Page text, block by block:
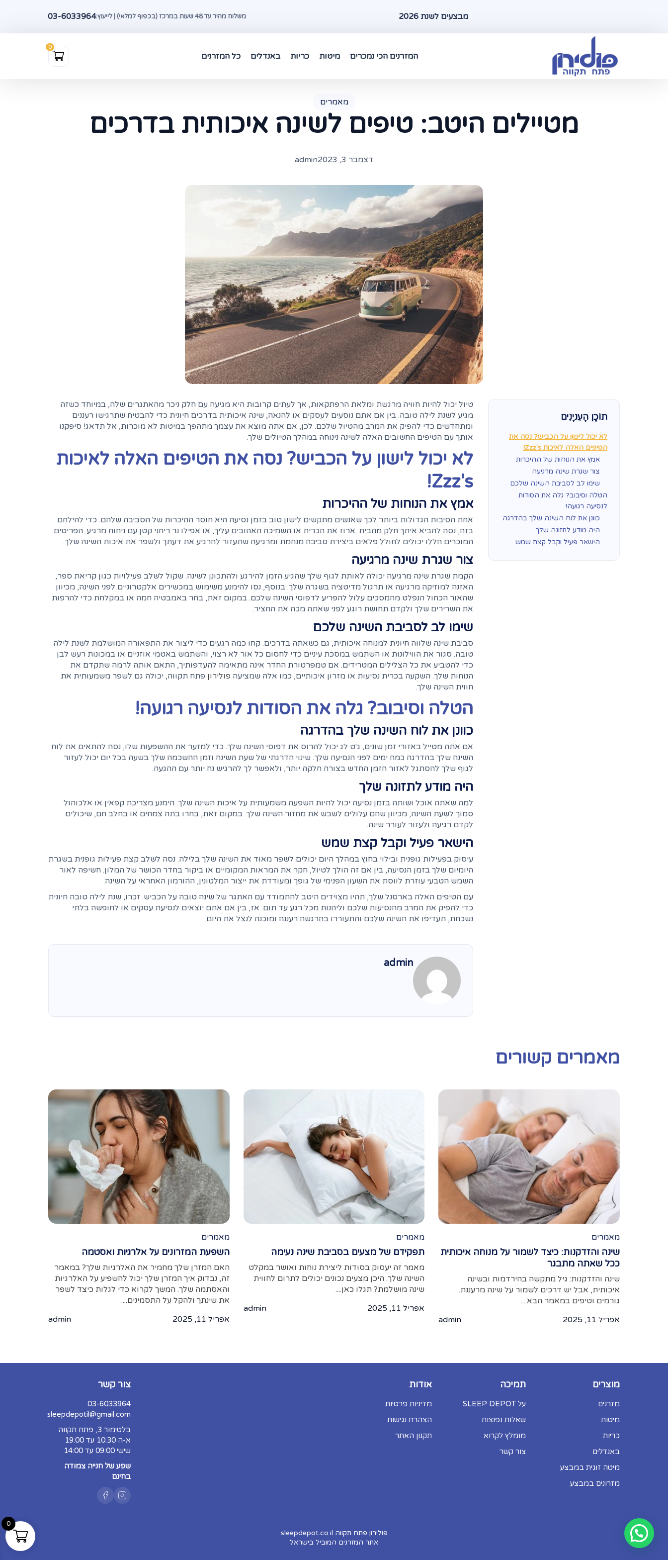
מבצעים לשנת 2026 משלוח מהיר עד 48 שעות במרכז (בכפוף למלאי) | לייעוץ: 03-6033964
המזרנים הכי נמכרים מיטות כריות באנדלים כל המזרנים
מאמרים
מטיילים היטב: טיפים לשינה איכותית בדרכים
דצמבר 3, 2023 admin
תוֹכֶן הָעִניָנִים
לא יכול לישון על הכביש? נסה את
הטיפים האלה לאיכות Zzz's!
אמץ את הנוחות של ההיכרות
צור שגרת שינה מרגיעה
שימו לב לסביבת השינה שלכם
הטלה וסיבוב? גלה את הסודות
לנסיעה רגועה!
כוונן את לוח השינה שלך בהדרגה
היה מודע לתזונה שלך
הישאר פעיל וקבל קצת שמש
טיול יכול להיות חוויה מרגשת ומלאת הרפתקאות, אך לעתים קרובות היא מגיעה עם חלק ניכר מהאתגרים שלה, במיוחד כשזה
מגיע לשנת לילה טובה. בין אם אתם נוסעים לעסקים או להנאה, שינה איכותית בדרכים חיונית כדי להבטיח שתרגישו רעננים
ומתחדשים כדי להפיק את המרב מהטיול שלכם. לכן, אם אתה מוצא את עצמך מתהפך במיטות לא מוכרות, אל תדאג! סיפקנו
אותך עם הטיפים החשובים האלה לשינה נינוחה במהלך הטיולים שלך.
לא יכול לישון על הכביש? נסה את הטיפים האלה לאיכות
Zzz's!
אמץ את הנוחות של ההיכרות
אחת הסיבות הגדולות ביותר לכך שאנשים מתקשים לישון טוב בזמן נסיעה היא חוסר ההיכרות של הסביבה שלהם. כדי להילחם
בזה, נסה להביא איתך חלק מהבית. ארוז את הכרית או השמיכה האהובים עליך, או אפילו נר ריחני קטן עם ניחוח מרגיע. הפריטים
המוכרים הללו יכולים לחולל פלאים ביצירת סביבה מנחמת ומרגיעה שתעזור להרגיע את דעתך ולשפר את איכות השינה שלך.
צור שגרת שינה מרגיעה
הקמת שגרת שינה מרגיעה יכולה לאותת לגוף שלך שהגיע הזמן להירגע ולהתכונן לשינה. שקול לשלב פעילויות כגון קריאת ספר,
האזנה למוזיקה מרגיעה או תרגול מדיטציה בשגרה שלך. בנוסף, נסו להימנע משימוש במכשירים אלקטרוניים לפני השינה, מכיוון
שהאור הכחול הנפלט מהמסכים עלול להפריע לדפוסי השינה שלכם. במקום זאת, בחר באמבטיה חמה או במקלחת כדי להרפות
את השרירים שלך ולקדם תחושת רוגע לפני שאתה מכה את החציר.
שימו לב לסביבת השינה שלכם
סביבת שינה שלווה חיונית למנוחה איכותית, גם כשאתה בדרכים. קחו כמה רגעים כדי ליצור את התפאורה המושלמת לשנת לילה
טובה. סגור את הווילונות או השתמש במסכת עיניים כדי לחסום כל אור לא רצוי, והשתמש באטמי אוזניים או במכונות רעש לבן
כדי להטביע את כל הצלילים המטרידים. אם טמפרטורת החדר אינה מתאימה להעדפותיך, התאם אותה לרמה שתקדם את
הנוחות שלך. השקעה בכרית נסיעות או מזרון איכותיים, כמו אלה שמציעה פולירון פתח תקווה, יכולה גם לשפר משמעותית את
חווית השינה שלך.
הטלה וסיבוב? גלה את הסודות לנסיעה רגועה!
כוונן את לוח השינה שלך בהדרגה
אם אתה מטייל באזורי זמן שונים, ג'ט לג יכול להרוס את דפוסי השינה שלך. כדי למזער את ההשפעות שלו, נסה להתאים את לוח
השינה שלך בהדרגה כמה ימים לפני הנסיעה שלך. שינוי הדרגתי של שעת השינה וזמן ההשכמה שלך בשעה בכל יום יכול לעזור
לגוף שלך להסתגל לאזור הזמן החדש בצורה חלקה יותר, ולאפשר לך להרגיש נח יותר עם ההגעה.
היה מודע לתזונה שלך
למה שאתה אוכל ושותה בזמן נסיעה יכול להיות השפעה משמעותית על איכות השינה שלך. הימנע מצריכת קפאין או אלכוהול
סמוך לשעת השינה, מכיוון שהם עלולים לשבש את מחזור השינה שלך. במקום זאת, בחרו בתה צמחים או בחלב חם, שיכולים
לקדם רגיעה ולעזור לעורר שינה.
הישאר פעיל וקבל קצת שמש
עיסוק בפעילות גופנית ובילוי בחוץ במהלך היום יכולים לשפר מאוד את השינה שלך בלילה. נסה לשלב קצת פעילות גופנית בשגרת
היומיום שלך בזמן הנסיעה, בין אם זה הולך לטיול, חקר את המראות המקומיים או ביקור בחדר הכושר של המלון. חשיפה לאור
השמש הטבעי עוזרת לווסת את השעון הפנימי של גופך ומעודדת את ייצור המלטונין, ההורמון האחראי על השינה.
עם הטיפים האלה בארסנל שלך, תהיו מצוידים היטב להתמודד עם האתגר של שינה טובה על הכביש. זכרו, שנת לילה טובה חיונית
כדי להפיק את המרב מהנסיעות שלכם וליהנות מכל רגע עד תום. אז, בין אם אתם יוצאים לנסיעת עסקים או לחופשה בלתי
נשכחת, תעדיפו את השינה שלכם והתעוררו בהרגשה רעננה ומוכנה לנצל את היום
admin
מאמרים קשורים
מאמרים
שינה והזדקנות: כיצד לשמור על מנוחה איכותית
ככל שאתה מתבגר
שינה והזדקנות: גיל מתקשה בהירדמות ובשינה
איכותית, אבל יש דרכים לשמור על שינה מרעננת.
גורמים וטיפים במאמר הבא....
אפריל 11, 2025
admin
מאמרים
תפקידם של מצעים בסביבת שינה נעימה
מאמר זה יעסוק בסודות ליצירת נוחות ואושר במקלט
השינה שלך. היכן מצעים נכונים יכולים לתרום לחווית
שינה מושלמת? תגלו כאן....
אפריל 11, 2025
admin
מאמרים
השפעת המזרונים על אלרגיות ואסטמה
האם המזרן שלך מחמיר את האלרגיות שלך? במאמר
זה, נבדוק איך המזרן שלך יכול להשפיע על האלרגיות
והאסתמה שלך. המשך לקרוא כדי לגלות כיצד לשפר
את שינתך ולהקל על התסמינים....
אפריל 11, 2025
admin
מוצרים
מזרנים
מיטות
כריות
באנדלים
מיטה זוגית במבצע
מזרונים במבצע
תמיכה
על SLEEP DEPOT
שאלות נפוצות
מומלץ לקרוא
צור קשר
אודות
מדיניות פרטיות
הצהרת נגישות
תקנון האתר
צור קשר
03-6033964
sleepdepotil@gmail.com
בלטימור 3, פתח תקווה
א-ה 10:30 עד 19:00
שישי 09:00 עד 14:00
שפע של חנייה צמודה
בחינם
פולירון פתח תקווה sleepdepot.co.il
אתר המזרנים המוביל בישראל
0